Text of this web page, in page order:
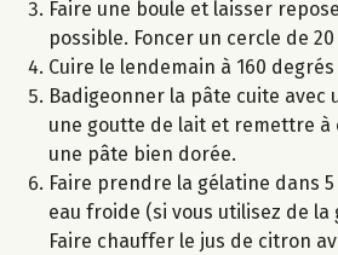
Faire une boule et laisser
possible. Foncer un cercle de
Cuire le lendemain à 160
Badigeonner la pâte cuite avec
une goutte de lait et remettre à
une pâte bien dorée.
Faire prendre la gélatine dans
eau froide (si vous utilisez de
Faire chauffer le jus de citron